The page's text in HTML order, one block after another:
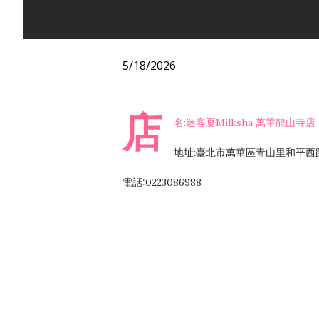
5/18/2026
店 名:迷客夏Milksha 萬華龍山寺店
地址:臺北市萬華區青山里和平西
電話:0223086988